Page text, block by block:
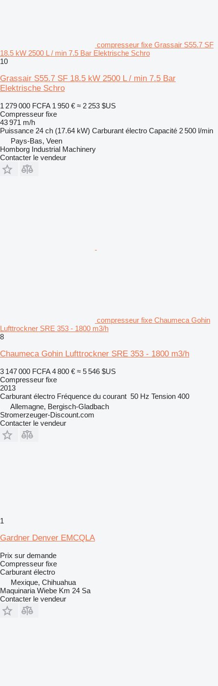
compresseur fixe Grassair S55.7 SF
18.5 kW 2500 L / min 7.5 Bar Elektrische Schro
10
Grassair S55.7 SF 18.5 kW 2500 L / min 7.5 Bar
Elektrische Schro
1 279 000 FCFA 1 950 € ≈ 2 253 $US
Compresseur fixe
43 971 m/h
Puissance 24 ch (17.64 kW) Carburant électro Capacité 2 500 l/min
Pays-Bas, Veen
Homborg Industrial Machinery
Contacter le vendeur
compresseur fixe Chaumeca Gohin
Lufttrockner SRE 353 - 1800 m3/h
8
Chaumeca Gohin Lufttrockner SRE 353 - 1800 m3/h
3 147 000 FCFA 4 800 € ≈ 5 546 $US
Compresseur fixe
2013
Carburant électro Fréquence du courant 50 Hz Tension 400
Allemagne, Bergisch-Gladbach
Stromerzeuger-Discount.com
Contacter le vendeur
1
Gardner Denver EMCQLA
Prix sur demande
Compresseur fixe
Carburant électro
Mexique, Chihuahua
Maquinaria Wiebe Km 24 Sa
Contacter le vendeur